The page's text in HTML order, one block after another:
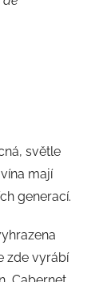
světle
mají
generací.
zde vyrábí